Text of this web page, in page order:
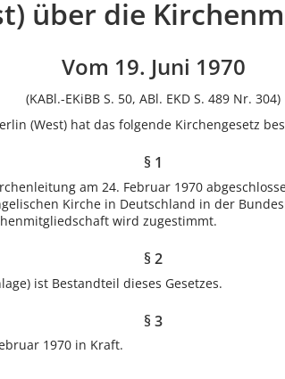
über die
Vom 19. Juni 1970
(KABl.-EKiBB S. 50, ABl. EKD S. 489 Nr. 304)
(West) hat das folgende Kirchengesetz
§ 1
am 24. Februar 1970
Kirche in Deutschland in der
wird zugestimmt.
§ 2
ist Bestandteil dieses Gesetzes.
§ 3
1970 in Kraft.